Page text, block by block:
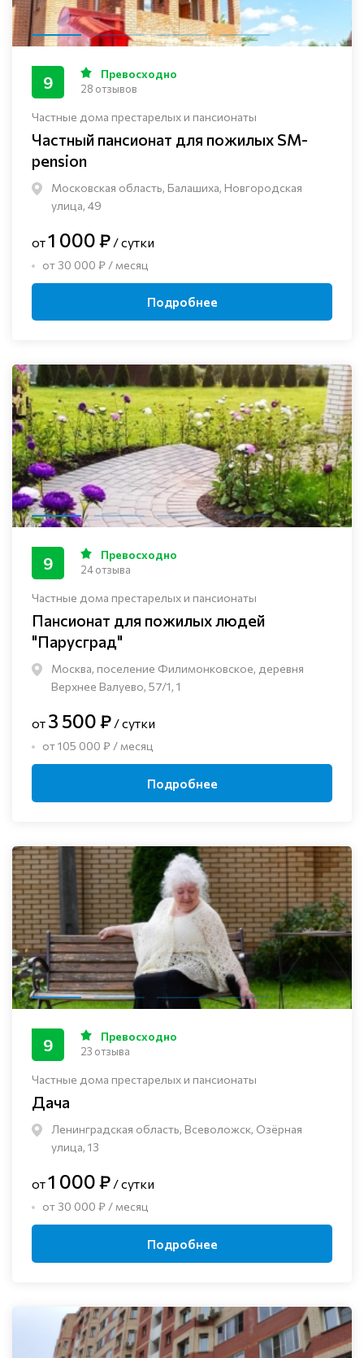
Частные дома престарелых и пансионаты
Частный пансионат для пожилых SM-
pension
Московская область, Балашиха, Новгородская
улица, 49
9 Превосходно
28 отзывов
от1 000 ₽ / сутки
от 30 000 ₽ / месяц
Подробнее
Частные дома престарелых и пансионаты
Пансионат для пожилых людей
"Парусград"
Москва, поселение Филимонковское, деревня
Верхнее Валуево, 57/1, 1
9 Превосходно
24 отзыва
от 3 500 ₽ / сутки
от 105 000 ₽ / месяц
Подробнее
Частные дома престарелых и пансионаты
Дача
Ленинградская область, Всеволожск, Озёрная
улица, 13
9 Превосходно
23 отзыва
от1 000 ₽ / сутки
от 30 000 ₽ / месяц
Подробнее